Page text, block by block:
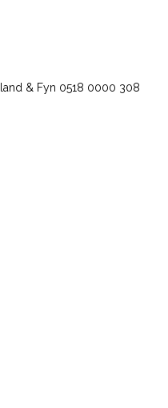
& Fyn 0518 0000 308